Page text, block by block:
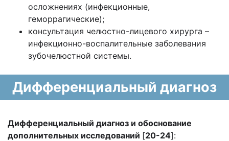
осложнениях (инфекционные,
геморрагические);
консультация челюстно-лицевого хирурга –
инфекционно-воспалительные заболевания
зубочелюстной системы.
Дифференциальный диагноз
Дифференциальный диагноз и обоснование
дополнительных исследований [20-24]: